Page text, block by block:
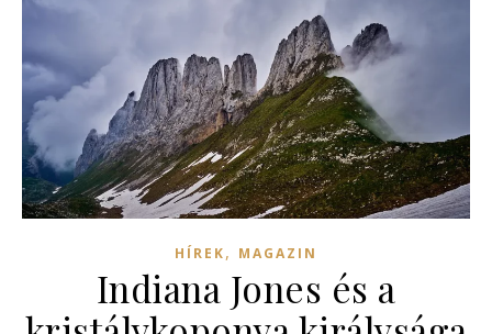
HÍREK, MAGAZIN
Indiana Jones és a